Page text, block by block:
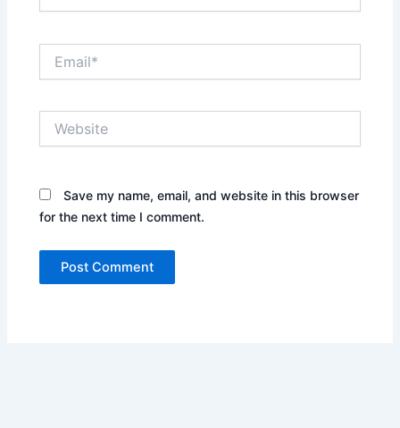
Save my name, email, and website in this browser
for the next time I comment.